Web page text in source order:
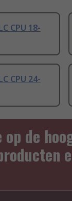
CPU 18-
CPU 24-
de